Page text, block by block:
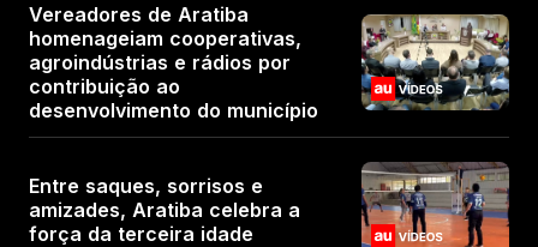
Vereadores de Aratiba
homenageiam cooperativas,
agroindústrias e rádios por
contribuição ao
desenvolvimento do município
Entre saques, sorrisos e
amizades, Aratiba celebra a
força da terceira idade